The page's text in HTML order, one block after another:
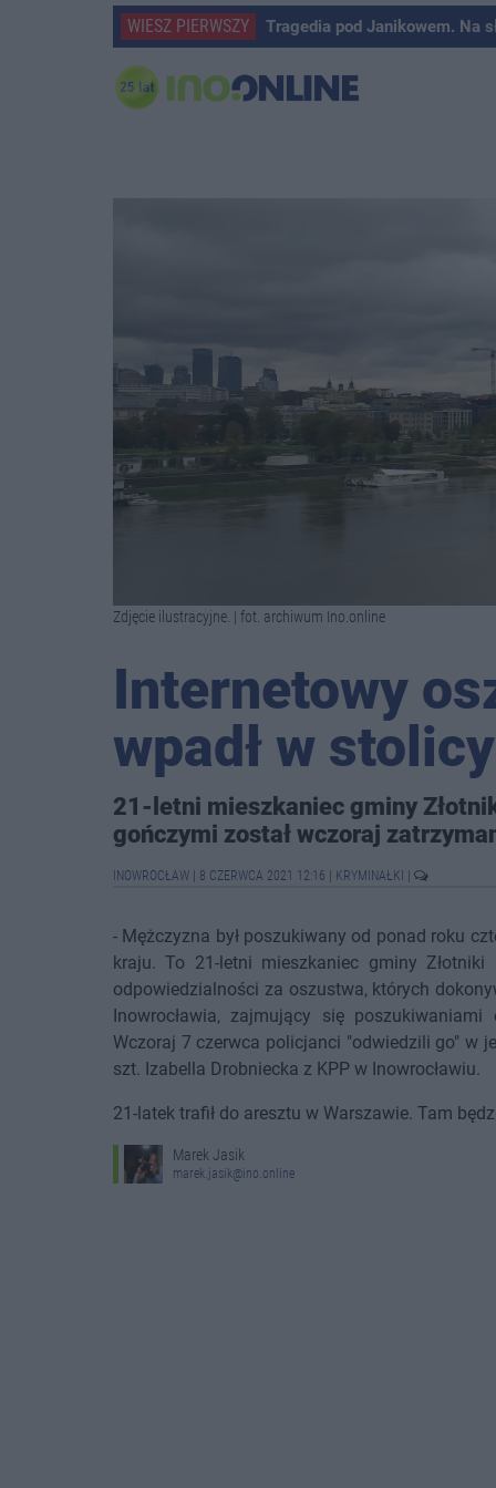
WIESZ PIERWSZY Tragedia pod Janikowem. Na
Zdjęcie ilustracyjne. | fot. archiwum Ino.online
Internetowy
wpadł w stolicy
21-letni mieszkaniec gminy
gończymi został wczoraj
INOWROCŁAW 8 CZERWCA 2021 12:16 KRYMINAŁKI
- Mężczyzna był poszukiwany od ponad roku
kraju. To 21-letni mieszkaniec gminy
odpowiedzialności za oszustwa, których
Inowrocławia, zajmujący się
Wczoraj 7 czerwca policjanci "odwiedzili go" w
szt. Izabella Drobniecka z KPP w Inowrocławiu.
21-latek trafił do aresztu w Warszawie. Tam
Marek Jasik
marek.jasik@ino.online